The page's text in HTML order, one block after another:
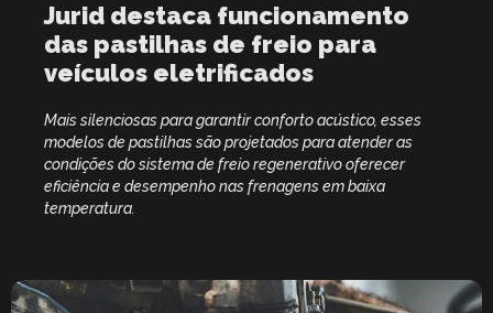
Jurid destaca funcionamento
das pastilhas de freio para
veículos eletrificados
Mais silenciosas para garantir conforto acústico, esses
modelos de pastilhas são projetados para atender as
condições do sistema de freio regenerativo oferecer
eficiência e desempenho nas frenagens em baixa
temperatura.